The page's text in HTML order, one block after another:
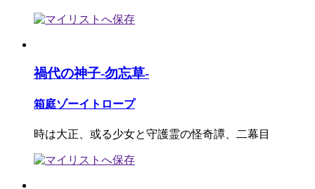
禍代の神子-勿忘草-
箱庭ゾーイトロープ
時は大正、或る少女と守護霊の怪奇譚、二幕目